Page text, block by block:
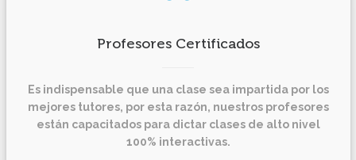
Profesores Certificados
Es indispensable que una clase sea impartida por los
mejores tutores, por esta razón, nuestros profesores
están capacitados para dictar clases de alto nivel
100% interactivas.